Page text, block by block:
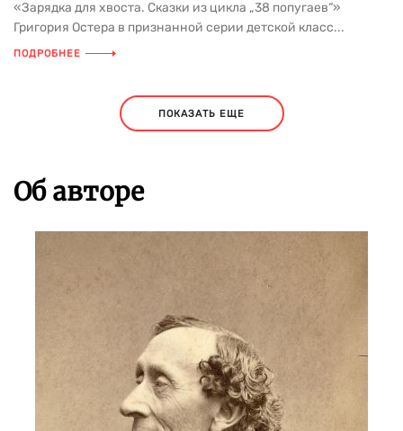
«Зарядка для хвоста. Сказки из цикла „38 попугаев“»
Григория Остера в признанной серии детской класс...
ПОДРОБНЕЕ
ПОКАЗАТЬ ЕЩЕ
Об авторе